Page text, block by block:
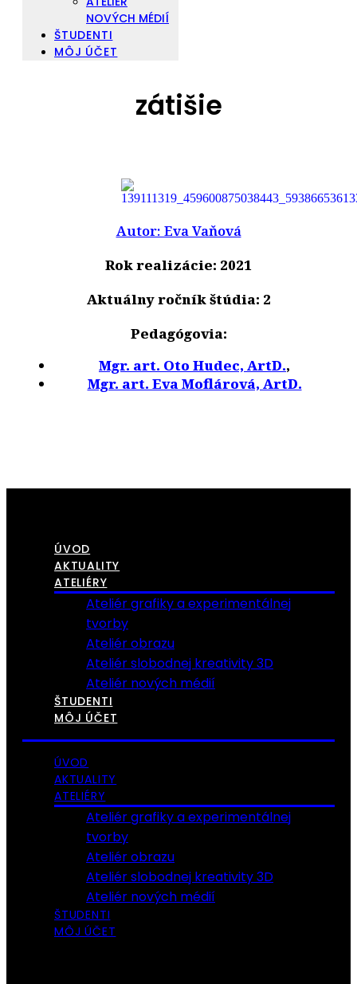
NOVÝCH MÉDIÍ
ŠTUDENTI
MÔJ ÚČET
zátišie
Autor: Eva Vaňová
Rok realizácie: 2021
Aktuálny ročník štúdia: 2
Pedagógovia:
Mgr. art. Oto Hudec, ArtD.,
Mgr. art. Eva Moflárová, ArtD.
ÚVOD
AKTUALITY
ATELIÉRY
Ateliér grafiky a experimentálnej
tvorby
Ateliér obrazu
Ateliér slobodnej kreativity 3D
Ateliér nových médií
ŠTUDENTI
MÔJ ÚČET
ÚVOD
AKTUALITY
ATELIÉRY
Ateliér grafiky a experimentálnej
tvorby
Ateliér obrazu
Ateliér slobodnej kreativity 3D
Ateliér nových médií
ŠTUDENTI
MÔJ ÚČET